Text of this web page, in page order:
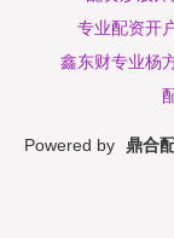
专业配资开
鑫东财专业杨
Powered by 鼎合